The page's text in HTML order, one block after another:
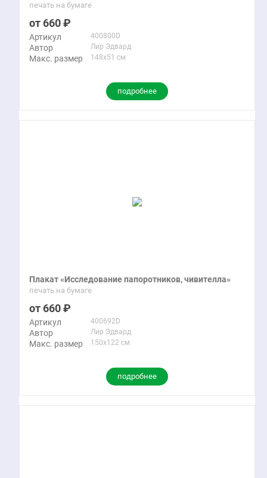
печать на бумаге
660
Артикул 400800D
Автор Лир Эдвард
Макс. размер 148x51 см
подробнее
Плакат «Исследование папоротников, чивителла»
печать на бумаге
660
Артикул 400692D
Автор Лир Эдвард
Макс. размер 150x122 см
подробнее